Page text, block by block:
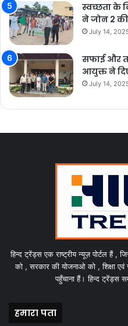
स्वच्छता के
ने जोन 2
July 14,
सफाई और
आयुक्त ने
July 14,
हिन्द ट्रेंड्स एक राष्ट्रीय न्यूज़ पोर्टल हैं ,
को , सरकार की योजनाओ को , शिक्षा
पहुँचाना हैं। हिन्द ट्रेंड्स
हमारा पता